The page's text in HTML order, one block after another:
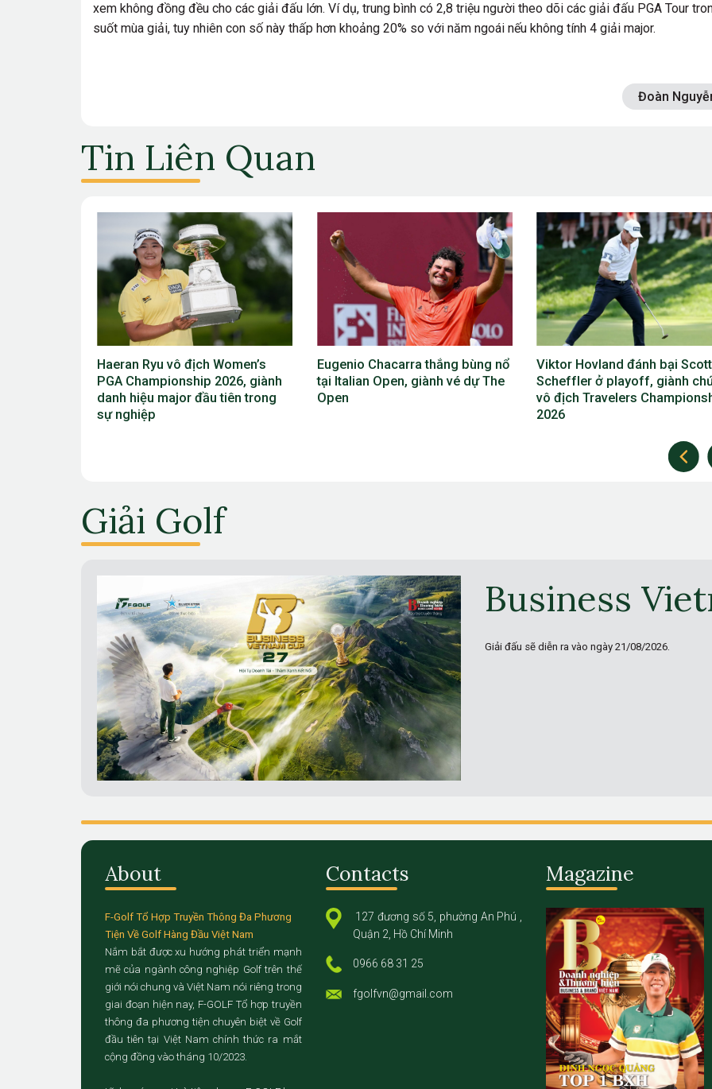
xem không đồng đều cho các giải đấu lớn. Ví dụ, trung bình có 2,8 triệu người theo dõi các giải đấu PGA Tour
suốt mùa giải, tuy nhiên con số này thấp hơn khoảng 20% so với năm ngoái nếu không tính 4 giải major.
Đoàn
Tin Liên Quan
Eugenio Chacarra thắng bùng nổ
tại Italian Open, giành vé dự The
Open
Viktor Hovland đánh bại Scottie
Scheffler ở playoff, giành chức
vô địch Travelers Championship
Phil Mickelson lỡ The Open
2026, lần đầu vắng mặt ở cả 4
giải major trong năm
Giải Golf
Business
Giải đấu sẽ diễn ra vào ngày 21/08/2026.
About
F-Golf Tổ Hợp Truyền Thông Đa Phương
Tiện Về Golf Hàng Đầu Việt Nam
Nắm bắt được xu hướng phát triển mạnh
mẽ của ngành công nghiệp Golf trên thế
giới nói chung và Việt Nam nói riêng trong
giai đoạn hiện nay, F-GOLF Tổ hợp truyền
thông đa phương tiện chuyên biệt về Golf
đầu tiên tại Việt Nam chính thức ra mắt
cộng đồng vào tháng 10/2023.
Contacts
127 đương số 5, phường An Phú ,
Quận 2, Hồ Chí Minh
0966 68 31 25
fgolfvn@gmail.com
Magazine